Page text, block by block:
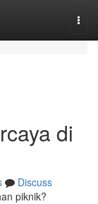
di
Discuss
piknik?